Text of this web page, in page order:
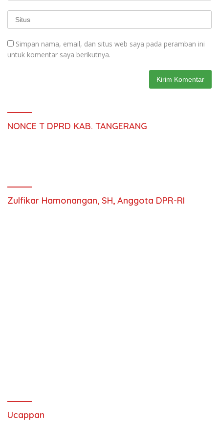
Simpan nama, email, dan situs web saya pada peramban ini
untuk komentar saya berikutnya.
NONCE T DPRD KAB. TANGERANG
Zulfikar Hamonangan, SH, Anggota DPR-RI
Ucappan